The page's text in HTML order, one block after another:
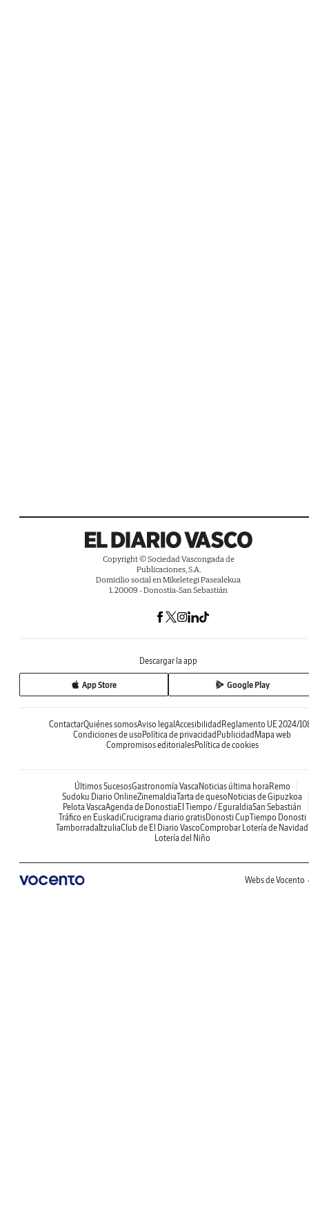
Copyright © Sociedad Vascongada de
Publicaciones, S.A.
Domicilio social en Mikeletegi Pasealekua
1. 20009 - Donostia-San Sebastián
Descargar la app
App Store Google Play
ContactarQuiénes somosAviso legal Accesibilidad Reglamento UE 2024/
Condiciones de uso Política de privacidad Publicidad Mapa web
Compromisos editorialesPolítica de cookies
Últimos SucesosGastronomía Vasca Noticias última hora Remo
Sudoku Diario OnlineZinemaldiaTarta de queso Noticias de Gipuzkoa
Pelota VascaAgenda de Donostia El Tiempo / EguraldiaSan Sebastián
Tráfico en EuskadiCrucigrama diario gratisDonosti CupTiempo Donosti
TamborradaItzuliaClub de El Diario VascoComprobar Lotería de Navidad
Lotería del Niño
Webs de Vocento